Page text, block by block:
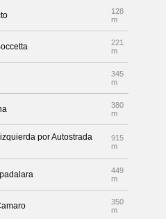
128
m
221
m
345
m
380
m
por Autostrada
915
m
449
m
350
m